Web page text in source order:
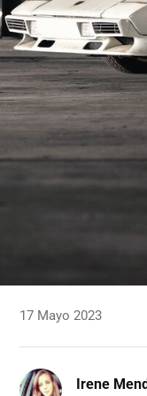
17 Mayo 2023
Irene